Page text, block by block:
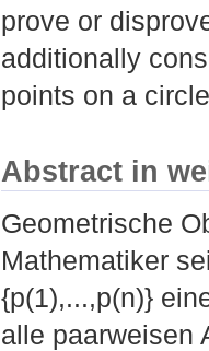
prove or
additionally
points on a
Abstract in
Geometrische
Mathematiker
{p(1),...,p(n)}
alle paarweisen